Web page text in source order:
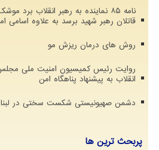
نامه ۸۵ نماینده به رهبر انقلاب برد
قاتلان رهبر شهید برسد به علاوه اسامی
روش های درمان ریزش مو
روایت رئیس کمیسیون امنیت ملی
انقلاب به پیشنهاد پناهگاه امن
دشمن صهیونیستی شکست سختی در
پربحث ترین ها